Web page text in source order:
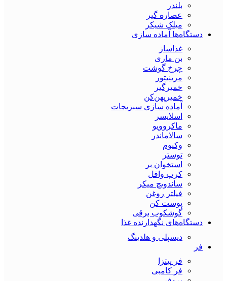
بلندر
عصاره گیر
میلک شیکر
دستگاه‌ها آماده سازی
غذاساز
بن ماری
چرخ گوشت
مرینیتور
خمیرگیر
خمیر‌پهن‌کن
آماده سازی سبزیجات
اسلایسر
ماکروویو
سالاماندر
وکیوم
توستر
استخوان بر
کرپ وافل
ساندویچ میکر
فیلتر روغن
پوست کن
گوشکوب برقی
دستگاه‌های نگهدارنده غذا
دیسپلی و هلدینگ
فر
فر پیتزا
فر کامبی